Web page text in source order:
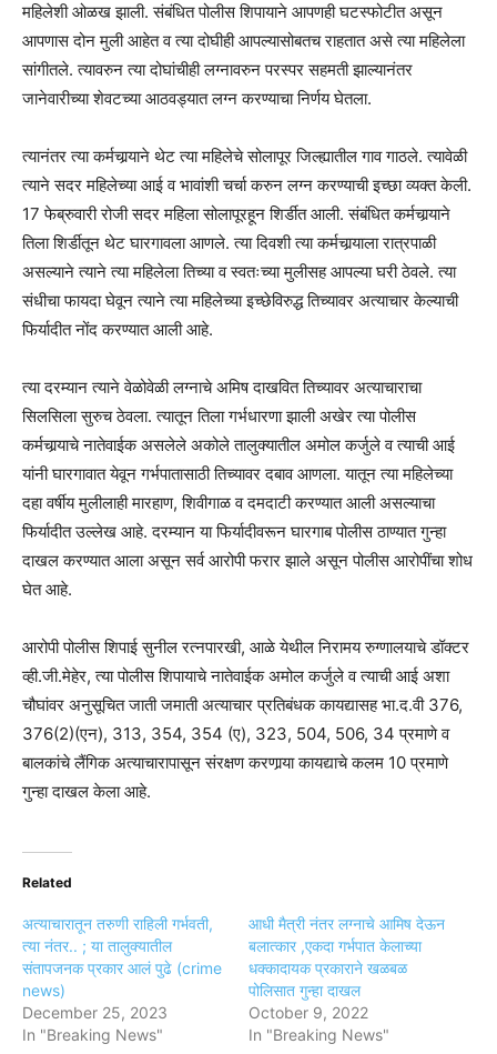
महिलेशी ओळख झाली. संबंधित पोलीस शिपायाने आपणही घटस्फोटीत असून
आपणास दोन मुली आहेत व त्या दोघीही आपल्यासोबतच राहतात असे त्या महिलेला
सांगीतले. त्यावरुन त्या दोघांचीही लग्नावरुन परस्पर सहमती झाल्यानंतर
जानेवारीच्या शेवटच्या आठवड्यात लग्न करण्याचा निर्णय घेतला.
त्यानंतर त्या कर्मचार्‍याने थेट त्या महिलेचे सोलापूर जिल्ह्यातील गाव गाठले. त्यावेळी
त्याने सदर महिलेच्या आई व भावांशी चर्चा करुन लग्न करण्याची इच्छा व्यक्त केली.
17 फेब्रुवारी रोजी सदर महिला सोलापूरहून शिर्डीत आली. संबंधित कर्मचार्‍याने
तिला शिर्डीतून थेट घारगावला आणले. त्या दिवशी त्या कर्मचार्‍याला रात्रपाळी
असल्याने त्याने त्या महिलेला तिच्या व स्वतःच्या मुलीसह आपल्या घरी ठेवले. त्या
संधीचा फायदा घेवून त्याने त्या महिलेच्या इच्छेविरुद्ध तिच्यावर अत्याचार केल्याची
फिर्यादीत नोंद करण्यात आली आहे.
त्या दरम्यान त्याने वेळोवेळी लग्नाचे अमिष दाखवित तिच्यावर अत्याचाराचा
सिलसिला सुरुच ठेवला. त्यातून तिला गर्भधारणा झाली अखेर त्या पोलीस
कर्मचार्‍याचे नातेवाईक असलेले अकोले तालुक्यातील अमोल कर्जुले व त्याची आई
यांनी घारगावात येवून गर्भपातासाठी तिच्यावर दबाव आणला. यातून त्या महिलेच्या
दहा वर्षीय मुलीलाही मारहाण, शिवीगाळ व दमदाटी करण्यात आली असल्याचा
फिर्यादीत उल्लेख आहे. दरम्यान या फिर्यादीवरून घारगाब पोलीस ठाण्यात गुन्हा
दाखल करण्यात आला असून सर्व आरोपी फरार झाले असून पोलीस आरोपींचा शोध
घेत आहे.
आरोपी पोलीस शिपाई सुनील रत्नपारखी, आळे येथील निरामय रुग्णालयाचे डॉक्टर
व्ही.जी.मेहेर, त्या पोलीस शिपायाचे नातेवाईक अमोल कर्जुले व त्याची आई अशा
चौघांवर अनुसूचित जाती जमाती अत्याचार प्रतिबंधक कायद्यासह भा.द.वी 376,
376(2)(एन), 313, 354, 354 (ए), 323, 504, 506, 34 प्रमाणे व
बालकांचे लैंगिक अत्याचारापासून संरक्षण करणार्‍या कायद्याचे कलम 10 प्रमाणे
गुन्हा दाखल केला आहे.
Related
अत्याचारातून तरुणी राहिली गर्भवती,
त्या नंतर.. ; या तालुक्यातील
संतापजनक प्रकार आलं पुढे (crime
news)
December 25, 2023
In "Breaking News"
आधी मैत्री नंतर लग्नाचे आमिष देऊन
बलात्कार ,एकदा गर्भपात केलाच्या
धक्कादायक प्रकाराने खळबळ
पोलिसात गुन्हा दाखल
October 9, 2022
In "Breaking News"